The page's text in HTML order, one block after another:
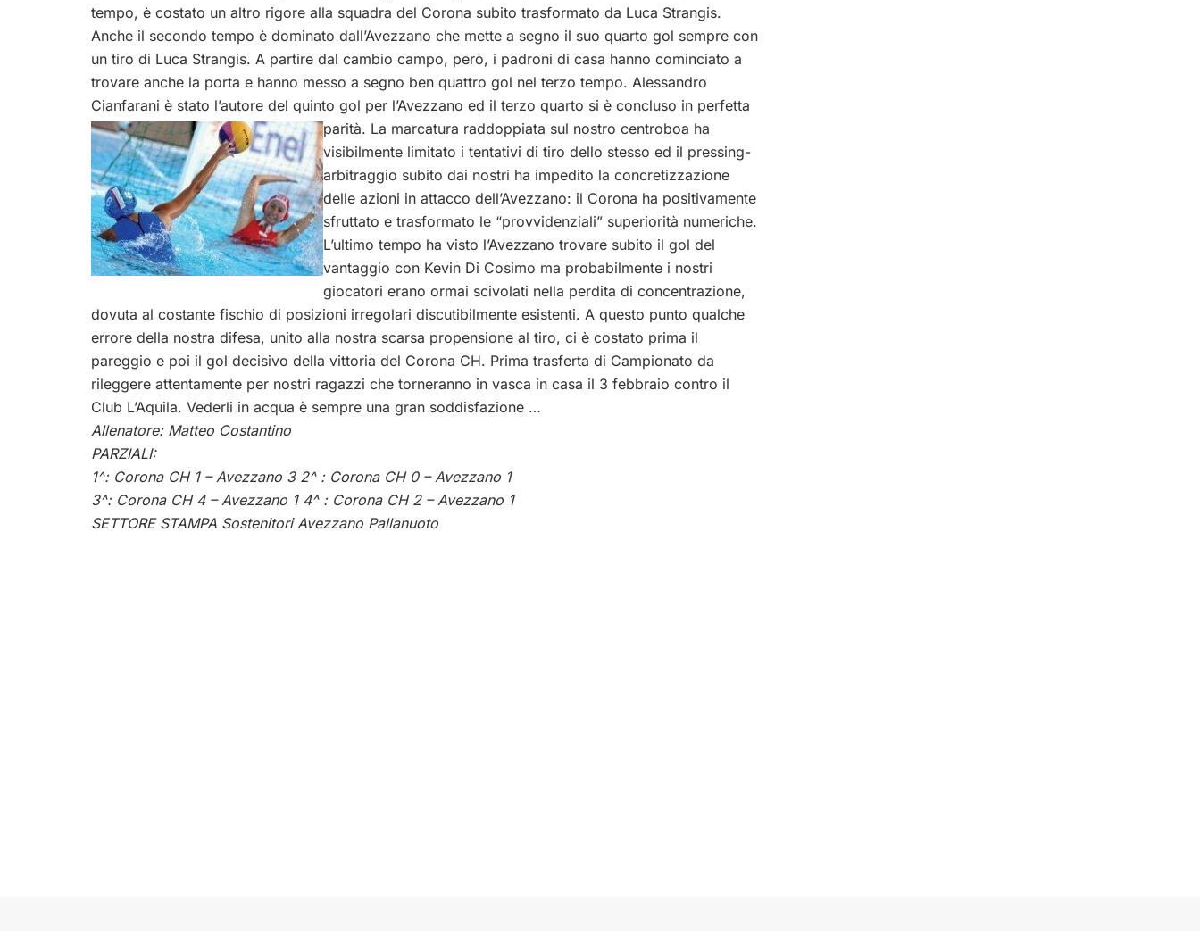
tempo, è costato un altro rigore alla squadra del Corona subito trasformato da Luca Strangis.
Anche il secondo tempo è dominato dall’Avezzano che mette a segno il suo quarto gol sempre con
un tiro di Luca Strangis. A partire dal cambio campo, però, i padroni di casa hanno cominciato a
trovare anche la porta e hanno messo a segno ben quattro gol nel terzo tempo. Alessandro
Cianfarani è stato l’autore del quinto gol per l’Avezzano ed il terzo quarto si è concluso in perfetta
parità. La marcatura raddoppiata sul nostro centroboa ha
visibilmente limitato i tentativi di tiro dello stesso ed il pressing-
arbitraggio subito dai nostri ha impedito la concretizzazione
delle azioni in attacco dell’Avezzano: il Corona ha positivamente
sfruttato e trasformato le “provvidenziali” superiorità numeriche.
L’ultimo tempo ha visto l’Avezzano trovare subito il gol del
vantaggio con Kevin Di Cosimo ma probabilmente i nostri
giocatori erano ormai scivolati nella perdita di concentrazione,
dovuta al costante fischio di posizioni irregolari discutibilmente esistenti. A questo punto qualche
errore della nostra difesa, unito alla nostra scarsa propensione al tiro, ci è costato prima il
pareggio e poi il gol decisivo della vittoria del Corona CH. Prima trasferta di Campionato da
rileggere attentamente per nostri ragazzi che torneranno in vasca in casa il 3 febbraio contro il
Club L’Aquila. Vederli in acqua è sempre una gran soddisfazione …
Allenatore: Matteo Costantino
PARZIALI:
1^: Corona CH 1 – Avezzano 3 2^ : Corona CH 0 – Avezzano 1
3^: Corona CH 4 – Avezzano 1 4^ : Corona CH 2 – Avezzano 1
SETTORE STAMPA Sostenitori Avezzano Pallanuoto